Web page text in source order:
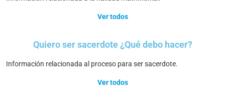
Ver todos
Quiero ser sacerdote ¿Qué debo hacer?
Información relacionada al proceso para ser sacerdote.
Ver todos